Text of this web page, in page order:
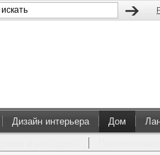
Дизайн интерьера Дом